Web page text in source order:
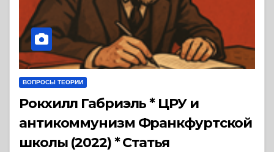
ВОПРОСЫ ТЕОРИИ
Рокхилл Габриэль * ЦРУ и
антикоммунизм Франкфуртской
школы (2022) * Статья